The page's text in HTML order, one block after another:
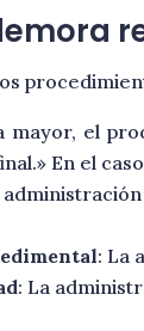
mayor, el
En el
: La
: La